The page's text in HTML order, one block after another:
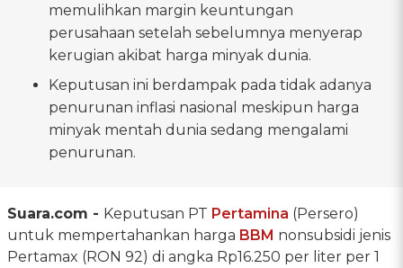
memulihkan margin keuntungan
perusahaan setelah sebelumnya menyerap
kerugian akibat harga minyak dunia.
Keputusan ini berdampak pada tidak adanya
penurunan inflasi nasional meskipun harga
minyak mentah dunia sedang mengalami
penurunan.
Suara.com - Keputusan PT Pertamina (Persero)
untuk mempertahankan harga BBM nonsubsidi jenis
Pertamax (RON 92) di angka Rp16.250 per liter per 1